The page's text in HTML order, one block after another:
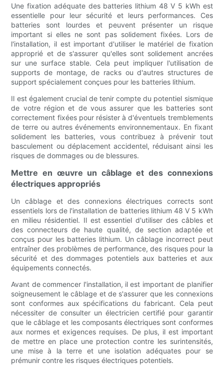
Une fixation adéquate des batteries lithium 48 V 5 kWh est
essentielle pour leur sécurité et leurs performances. Ces
batteries sont lourdes et peuvent présenter un risque
important si elles ne sont pas solidement fixées. Lors de
l'installation, il est important d'utiliser le matériel de fixation
approprié et de s'assurer qu'elles sont solidement ancrées
sur une surface stable. Cela peut impliquer l'utilisation de
supports de montage, de racks ou d'autres structures de
support spécialement conçues pour les batteries lithium.
Il est également crucial de tenir compte du potentiel sismique
de votre région et de vous assurer que les batteries sont
correctement fixées pour résister à d'éventuels tremblements
de terre ou autres événements environnementaux. En fixant
solidement les batteries, vous contribuez à prévenir tout
basculement ou déplacement accidentel, réduisant ainsi les
risques de dommages ou de blessures.
Mettre en œuvre un câblage et des connexions
électriques appropriés
Un câblage et des connexions électriques corrects sont
essentiels lors de l'installation de batteries lithium 48 V 5 kWh
en milieu résidentiel. Il est essentiel d'utiliser des câbles et
des connecteurs de haute qualité, de section adaptée et
conçus pour les batteries lithium. Un câblage incorrect peut
entraîner des problèmes de performance, des risques pour la
sécurité et des dommages potentiels aux batteries et aux
équipements connectés.
Avant de commencer l'installation, il est important de planifier
soigneusement le câblage et de s'assurer que les connexions
sont conformes aux spécifications du fabricant. Cela peut
nécessiter de consulter un électricien certifié pour garantir
que le câblage et les composants électriques sont conformes
aux normes et exigences requises. De plus, il est important
de mettre en place une protection contre les surintensités,
une mise à la terre et une isolation adéquates pour se
prémunir contre les risques électriques potentiels.